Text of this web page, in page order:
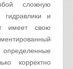
сложную
гидравлики и
имеет свою
корректно